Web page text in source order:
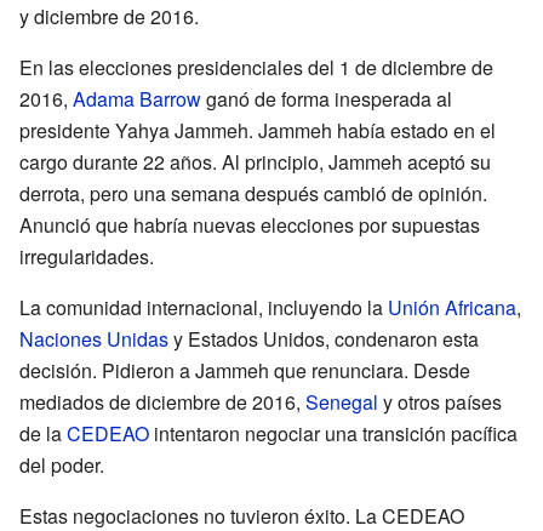
y diciembre de 2016.
En las elecciones presidenciales del 1 de diciembre de
2016, Adama Barrowganó de forma inesperada al
presidente Yahya Jammeh. Jammeh había estado en el
cargo durante 22 años. Al principio, Jammeh aceptó su
derrota, pero una semana después cambió de opinión.
Anunció que habría nuevas elecciones por supuestas
irregularidades.
La comunidad internacional, incluyendo la Unión Africana,
Naciones Unidasy Estados Unidos, condenaron esta
decisión. Pidieron a Jammeh que renunciara. Desde
mediados de diciembre de 2016, Senegal y otros países
de laCEDEAO intentaron negociar una transición pacífica
del poder.
Estas negociaciones no tuvieron éxito. La CEDEAO